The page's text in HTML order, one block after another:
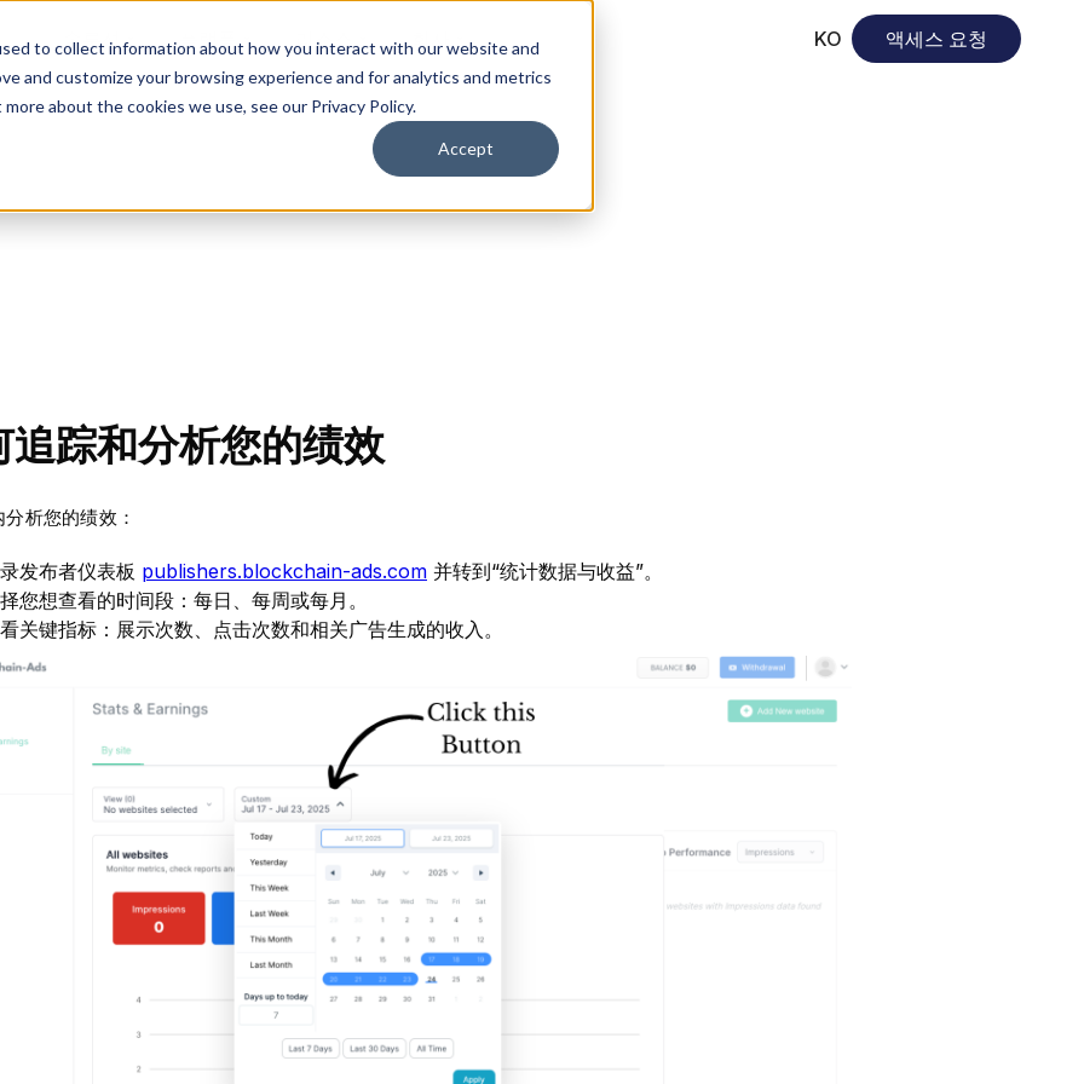
to collect information about how you interact with our website and
and customize your browsing experience and for analytics and metrics
about the cookies we use, see our Privacy Policy.
Accept
솔루션 플랫폼 리소스 KO 액세스 요청
追踪和分析您的绩效
析您的绩效：
发布者仪表板 publishers.blockchain-ads.com 并转到“统计数据与收益”。
您想查看的时间段：每日、每周或每月。
关键指标：展示次数、点击次数和相关广告生成的收入。